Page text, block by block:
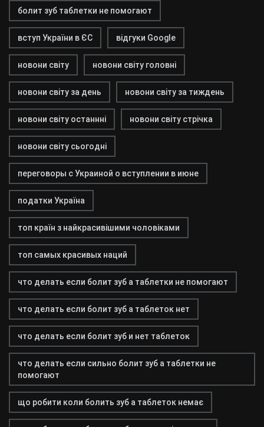
болит зуб таблетки не помогают
вступ України в ЄС відгуки Google
новони світу новони світу головні
новони світу за день новони світу за тиждень
новони світу останнні новони світу стрічка
новони світу сьогодні
переговоры с Украиной о вступлении в июне
податки Україна
топ країн з найкрасивішими чоловіками
топ самых красивых наций
что делать если болит зуб а таблетки не помогают
что делать если болит зуб а таблеток нет
что делать если болит зуб и нет таблеток
что делать если сильно болит зуб а таблетки не
помогают
що робити коли болить зуб а таблеток немає